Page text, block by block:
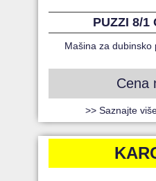
PUZZI 8/1
Mašina za dubinsko
Cena
>> Saznajte